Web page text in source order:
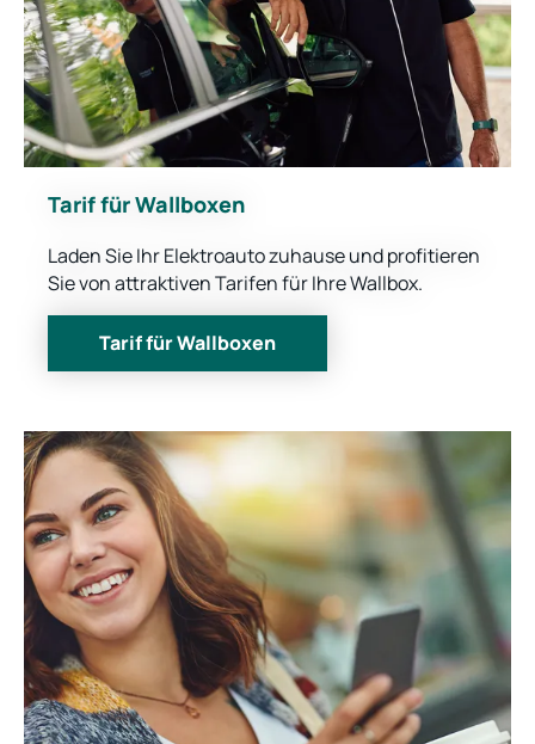
Tarif für Wallboxen
Laden Sie Ihr Elektroauto zuhause und profitieren
Sie von attraktiven Tarifen für Ihre Wallbox.
Tarif für Wallboxen